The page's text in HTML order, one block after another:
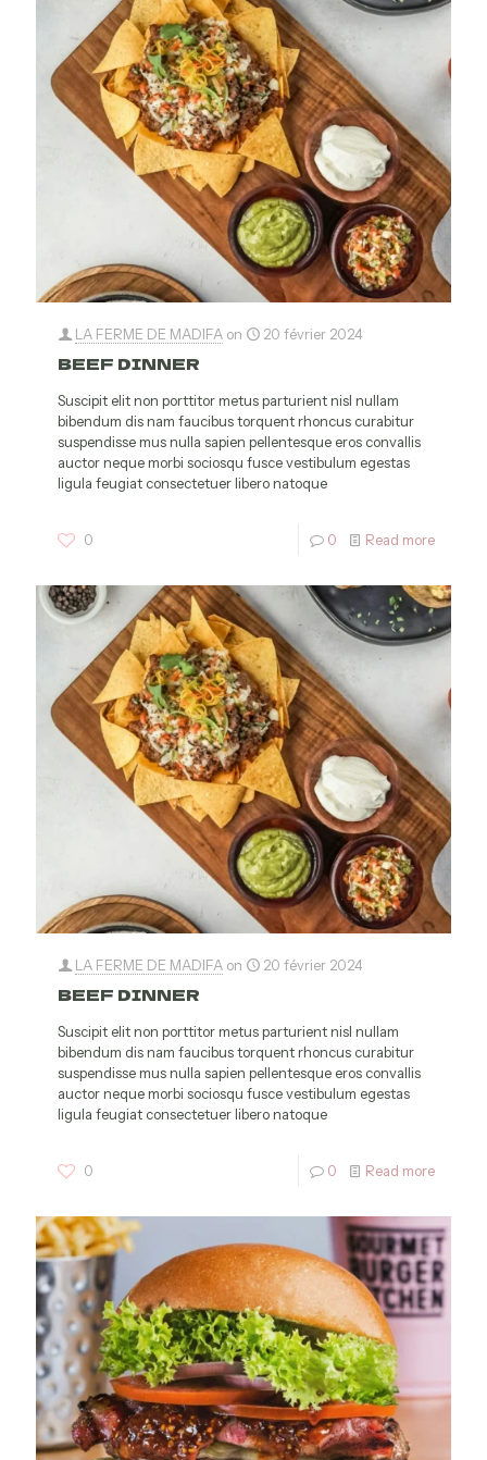
LA FERME DE MADIFA on 20 février 2024
BEEF DINNER
Suscipit elit non porttitor metus parturient nisl nullam
bibendum dis nam faucibus torquent rhoncus curabitur
suspendisse mus nulla sapien pellentesque eros convallis
auctor neque morbi sociosqu fusce vestibulum egestas
ligula feugiat consectetuer libero natoque
0 0 Read more
LA FERME DE MADIFA on 20 février 2024
BEEF DINNER
Suscipit elit non porttitor metus parturient nisl nullam
bibendum dis nam faucibus torquent rhoncus curabitur
suspendisse mus nulla sapien pellentesque eros convallis
auctor neque morbi sociosqu fusce vestibulum egestas
ligula feugiat consectetuer libero natoque
0 0 Read more